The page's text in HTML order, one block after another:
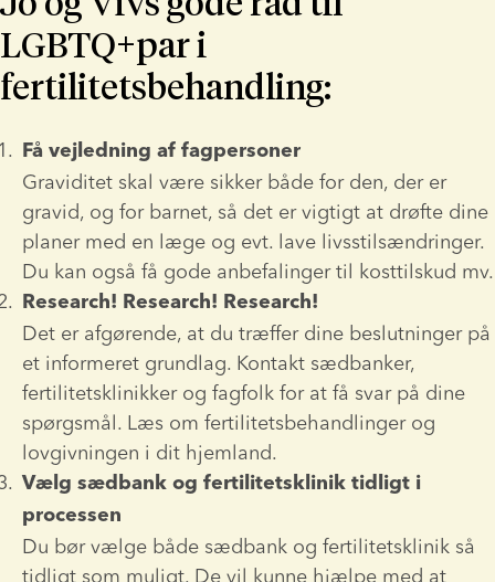
LGBTQ+par i
fertilitetsbehandling:
Få vejledning af fagpersoner
Graviditet skal være sikker både for den, der er
gravid, og for barnet, så det er vigtigt at drøfte dine
planer med en læge og evt. lave livsstilsændringer.
Du kan også få gode anbefalinger til kosttilskud mv.
Research! Research! Research!
Det er afgørende, at du træffer dine beslutninger på
et informeret grundlag. Kontakt sædbanker,
fertilitetsklinikker og fagfolk for at få svar på dine
spørgsmål. Læs om fertilitetsbehandlinger og
lovgivningen i dit hjemland.
Vælg sædbank og fertilitetsklinik tidligt i
processen
Du bør vælge både sædbank og fertilitetsklinik så
tidligt som muligt. De vil kunne hjælpe med at